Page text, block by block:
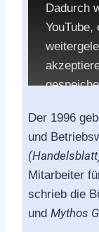
Dadurch
YouTube,
Die
YouTube:
YouTube
Der 1996
und
Mitarbeiter
schrieb die
und Mythos